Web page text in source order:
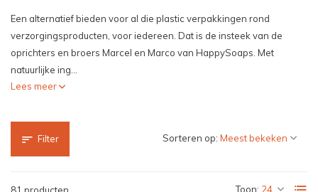
Een alternatief bieden voor al die plastic verpakkingen rond
verzorgingsproducten, voor iedereen. Dat is de insteek van de
oprichters en broers Marcel en Marco van HappySoaps. Met
natuurlijke ing...
Lees meer
Filter
Toon:
Sorteren op: